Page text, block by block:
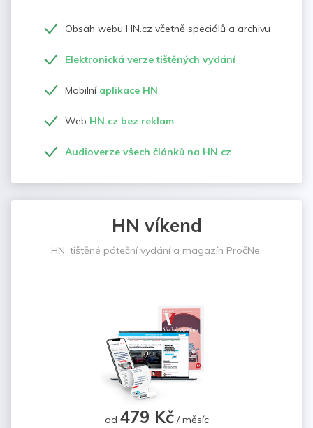
Obsah webu HN.cz včetně speciálů a archivu
Elektronická verze tištěných vydání
Mobilní aplikace HN
Web HN.cz bez reklam
Audioverze všech článků na HN.cz
HN víkend
HN, tištěné páteční vydání a magazín PročNe.
od 479 Kč/ měsíc